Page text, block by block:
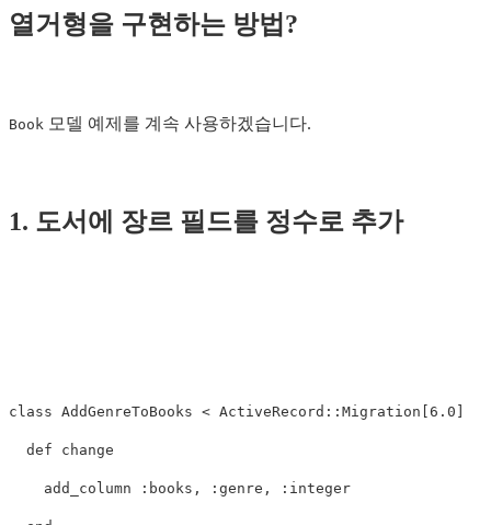
열거형을 구현하는 방법?
Book 모델 예제를 계속 사용하겠습니다.
1. 도서에 장르 필드를 정수로 추가
class AddGenreToBooks < ActiveRecord :: Migration 6.0
def change
add_column :books , :genre , :integer